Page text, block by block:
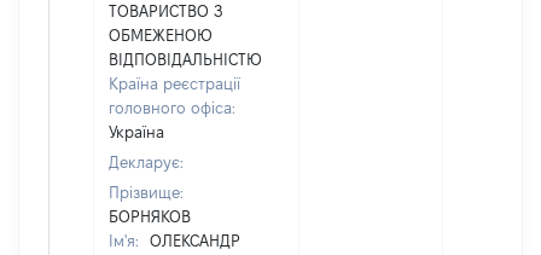
ТОВАРИСТВО З
ОБМЕЖЕНОЮ
ВІДПОВІДАЛЬНІСТЮ
Країна реєстрації
головного офіса:
Україна
Декларує:
Прізвище:
БОРНЯКОВ
Ім'я:
ОЛЕКСАНДР